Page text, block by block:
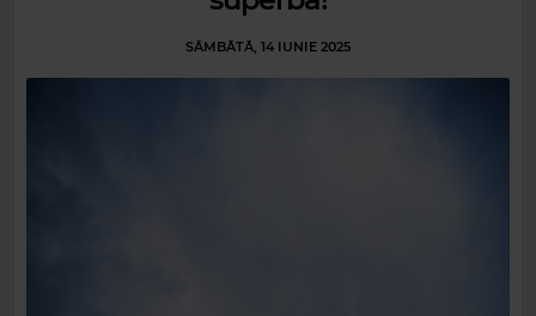
SÂMBĂTĂ, 14 IUNIE 2025